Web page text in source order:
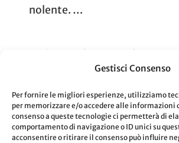
Gestisci Consenso
Per fornire le migliori esperienze, utilizziamo
per memorizzare e/o accedere alle informazioni
consenso a queste tecnologie ci permetterà di
comportamento di navigazione o ID unici su
acconsentire o ritirare il consenso può influire
nolente. …
Aggiornato Il
12 Settembre 2021
6
Tipi
Di